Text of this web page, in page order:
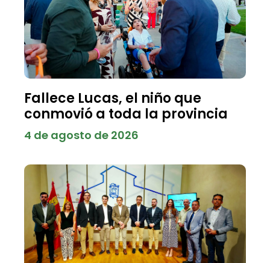
Fallece Lucas, el niño que
conmovió a toda la provincia
4 de agosto de 2026